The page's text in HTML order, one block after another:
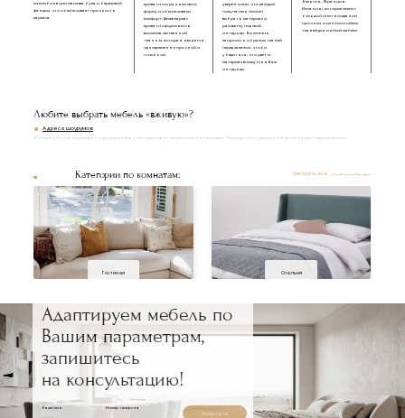
из комбинации массива бука и березовой
фанеры, что обеспечивает прочность
каркаса.
кровати сохраняли свою
форму и обеспечивали
комфорт. Далее каркас
кровати оформляется
высококачественной
тканью, которая является
одновременно прочной и
стильной.
уверенными, что каждый
покупатель сможет
выбрать материал и
расцветку под свой
интерьер. Вы можете
запросить образцы тканей
перед заказом, чтобы
убедиться, что цвет и
материал впишутся в Ваш
интерьер.
Бельгия, Франция,
Испания), которые имеют
большой опыт в создании
прочных и износостойких
тканей для мягкой мебели.
Любите выбрать мебель «вживую»?
Адреса шоурумов
В наших уютных шоурумах с большим вниманием подобраны самые популярные модели. Приходите и убедитесь в качестве наших товаров лично!
Категории по комнатам: Смотреть все
Гостиная Спальня
Адаптируем мебель по
Вашим параметрам,
запишитесь
на консультацию!
Ваше имя Номер телефона
Записаться